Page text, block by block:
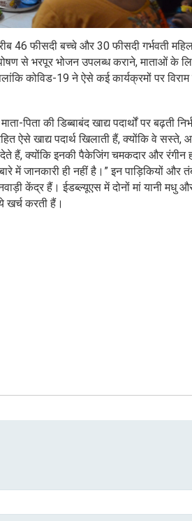
46 फीसदी बच्चे और 30 फीसदी गर्भवती
से भरपूर भोजन उपलब्ध कराने, माताओं के
कोविड-19 ने ऐसे कई कार्यक्रमों पर विराम
की डिब्बाबंद खाद्य पदार्थों पर बढ़ती
ऐसे खाद्य पदार्थ खिलाती हैं, क्योंकि वे सस्ते,
हैं, क्योंकि इनकी पैकेजिंग चमकदार और रंगीन
में जानकारी ही नहीं है।” इन पाड़िकियों और
केंद्र हैं। ईडब्ल्यूएस में दोनों मां यानी मधु
खर्च करती हैं।